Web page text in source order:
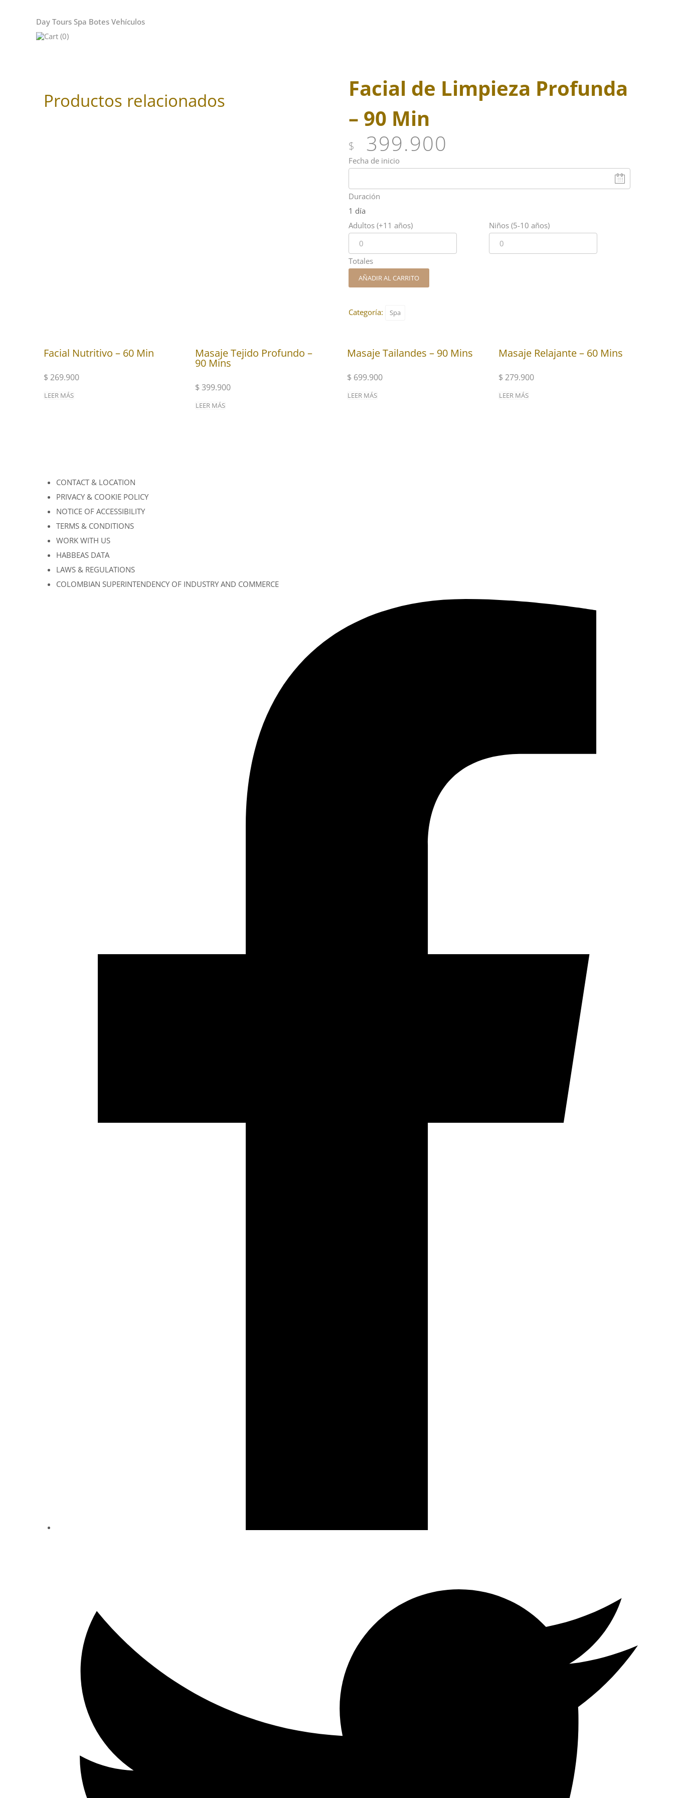
Day Tours Spa Botes Vehículos
Cart (0)
Facial de Limpieza Profunda
– 90 Min
$ 399.900
Fecha de inicio
Duración
1 día
Adultos (+11 años)
Niños (5-10 años)
Totales
AÑADIR AL CARRITO
Categoría: Spa
Productos relacionados
Facial Nutritivo – 60 Min
$ 269.900
LEER MÁS
Masaje Tejido Profundo –
90 Mins
$ 399.900
LEER MÁS
Masaje Tailandes – 90 Mins
$ 699.900
LEER MÁS
Masaje Relajante – 60 Mins
$ 279.900
LEER MÁS
CONTACT & LOCATION
PRIVACY & COOKIE POLICY
NOTICE OF ACCESSIBILITY
TERMS & CONDITIONS
WORK WITH US
HABBEAS DATA
LAWS & REGULATIONS
COLOMBIAN SUPERINTENDENCY OF INDUSTRY AND COMMERCE